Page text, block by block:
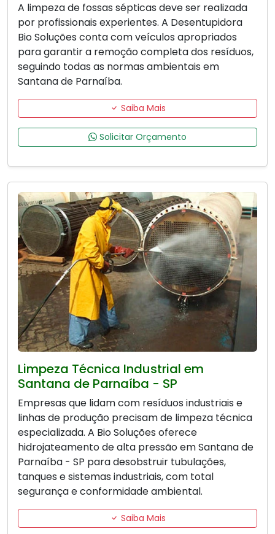
A limpeza de fossas sépticas deve ser realizada
por profissionais experientes. A Desentupidora
Bio Soluções conta com veículos apropriados
para garantir a remoção completa dos resíduos,
seguindo todas as normas ambientais em
Santana de Parnaíba.
Saiba Mais
Solicitar Orçamento
Limpeza Técnica Industrial em
Santana de Parnaíba - SP
Empresas que lidam com resíduos industriais e
linhas de produção precisam de limpeza técnica
especializada. A Bio Soluções oferece
hidrojateamento de alta pressão em Santana de
Parnaíba - SP para desobstruir tubulações,
tanques e sistemas industriais, com total
segurança e conformidade ambiental.
Saiba Mais